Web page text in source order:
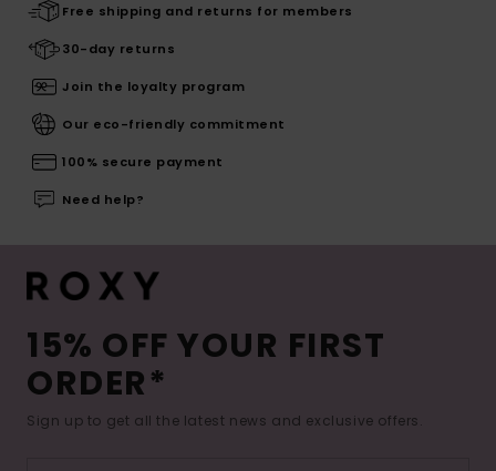
Free shipping and returns for members
30-day returns
Join the loyalty program
Our eco-friendly commitment
100% secure payment
Need help?
15% OFF YOUR FIRST
ORDER*
Sign up to get all the latest news and exclusive offers.